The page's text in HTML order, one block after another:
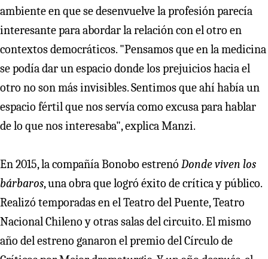
ambiente en que se desenvuelve la profesión parecía
interesante para abordar la relación con el otro en
contextos democráticos. "Pensamos que en la medicina
se podía dar un espacio donde los prejuicios hacia el
otro no son más invisibles. Sentimos que ahí había un
espacio fértil que nos servía como excusa para hablar
de lo que nos interesaba", explica Manzi.
En 2015, la compañía Bonobo estrenó Donde viven los
bárbaros, una obra que logró éxito de crítica y público.
Realizó temporadas en el Teatro del Puente, Teatro
Nacional Chileno y otras salas del circuito. El mismo
año del estreno ganaron el premio del Círculo de